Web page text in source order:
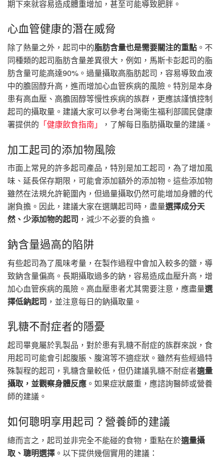
期下來就容易造成體重增加，甚至可能導致肥胖。
心血管健康的潛在威脅
除了熱量之外，起司中的脂肪含量也是需要關注的重點 。不
同種類的起司脂肪含量差異很大，例如，馬斯卡彭起司的脂
肪含量可能高達90%。過量攝取高脂肪起司，容易導致血液
中的膽固醇升高，進而增加心血管疾病的風險。特別是本身
患有高血壓、高膽固醇等慢性疾病的族群，更應該謹慎控制
起司的攝取量。建議大家可以參考台灣衛生福利部國民健康
署提供的 「健康飲食指南」 ，了解每日脂肪攝取量的建議。
加工起司的添加物風險
市面上常見的許多起司產品，特別是加工起司，為了增加風
味、延長保存期限，可能會添加額外的添加物。這些添加物
雖然在法規允許範圍內，但過量攝取仍然可能增加身體的代
謝負擔。因此，建議大家在選購起司時，盡量選擇成分天
然、少添加物的起司 ，減少不必要的負擔。
鈉含量過高的陷阱
有些起司為了風味考量，在製作過程中會加入較多的鹽，導
致鈉含量偏高。長期攝取過多的鈉，容易造成血壓升高，增
加心血管疾病的風險。高血壓患者尤其需要注意，應盡量選
擇低鈉起司 ，並注意每日的鈉攝取量。
乳糖不耐症者的隱憂
起司畢竟屬於乳製品，對於患有乳糖不耐症的族群來說，食
用起司可能會引起腹脹、腹瀉等不適症狀。雖然有些經過特
殊製程的起司，乳糖含量較低，但仍建議乳糖不耐症者適量
攝取，並觀察身體反應 。如果症狀嚴重，應諮詢醫師或營養
師的建議。
如何聰明享用起司？營養師的建議
總而言之，起司並非完全不能碰的食物，重點在於適量攝
取、聰明選擇 。以下提供幾個實用的建議：